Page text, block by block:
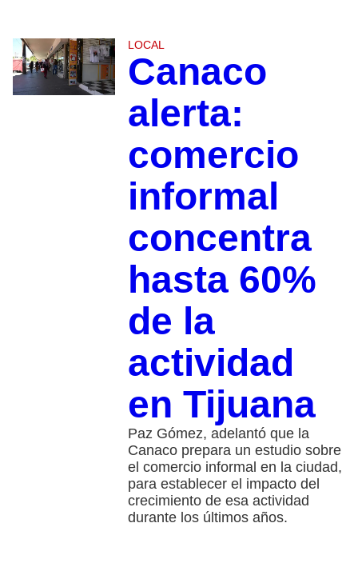
LOCAL
Canaco
alerta:
comercio
informal
concentra
hasta 60%
de la
actividad
en Tijuana
Paz Gómez, adelantó que la
Canaco prepara un estudio sobre
el comercio informal en la ciudad,
para establecer el impacto del
crecimiento de esa actividad
durante los últimos años.